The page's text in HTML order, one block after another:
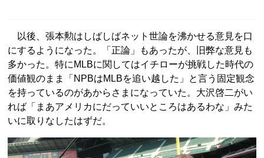
以後、張本勲はしばしばネット世論を沸かせる意見を口
にするようになった。「正論」もあったが、旧弊な意見も
多かった。特にMLBに関してはイチローが挑戦した時代の
価値観のまま「NPBはMLBを追い越した」と言う固定観念
を持っているのがあからさまになっていた。大沢啓二がい
れば「まあアメリカにだっていいところはあるわな」みた
いに取りなしたはずだ。